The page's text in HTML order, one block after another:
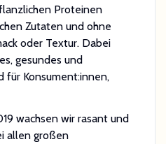
Proteinen
Zutaten und ohne
oder Textur. Dabei
gesundes und
für Konsument:innen,
wachsen wir rasant und
allen großen